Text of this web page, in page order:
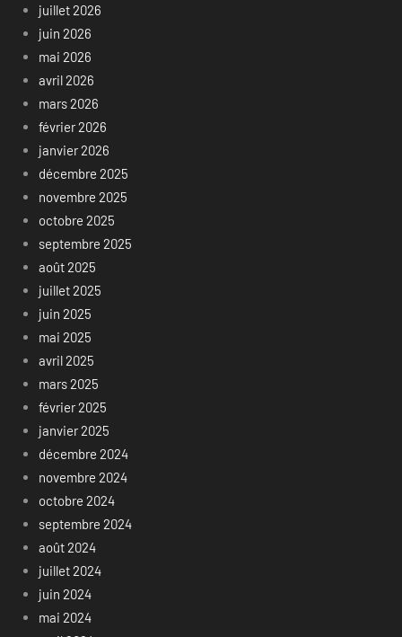
juillet 2026
juin 2026
mai 2026
avril 2026
mars 2026
février 2026
janvier 2026
décembre 2025
novembre 2025
octobre 2025
septembre 2025
août 2025
juillet 2025
juin 2025
mai 2025
avril 2025
mars 2025
février 2025
janvier 2025
décembre 2024
novembre 2024
octobre 2024
septembre 2024
août 2024
juillet 2024
juin 2024
mai 2024